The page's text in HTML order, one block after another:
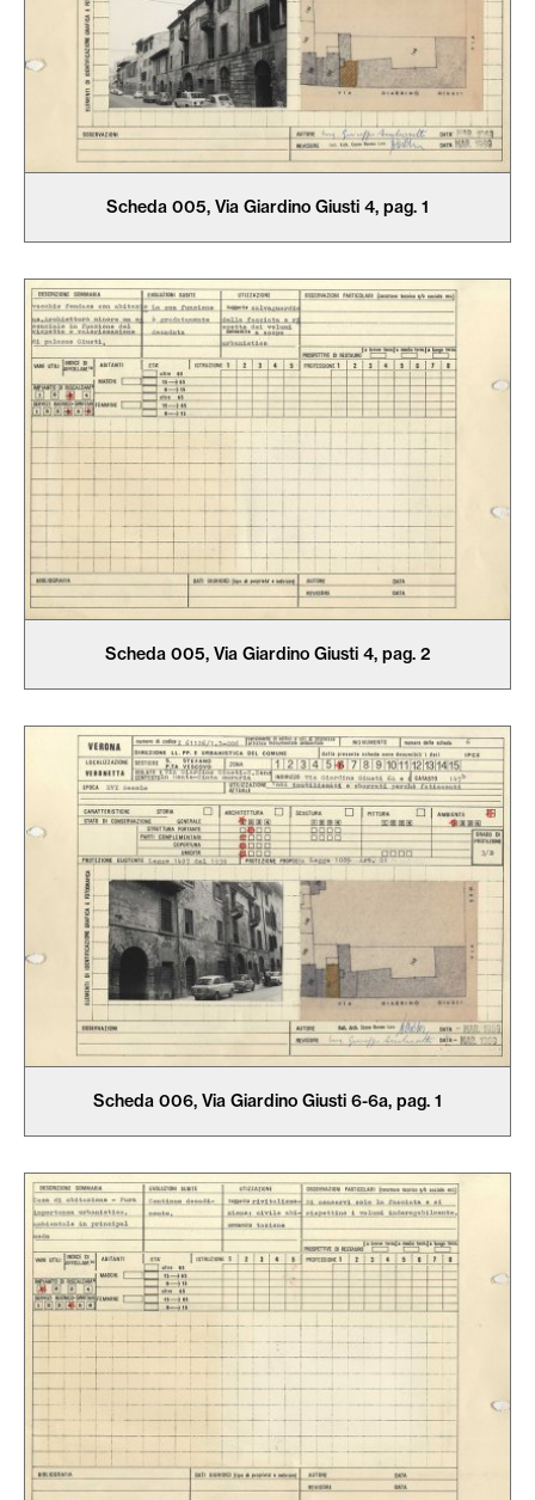
Scheda 005, Via Giardino Giusti 4, pag. 1
Scheda 005, Via Giardino Giusti 4, pag. 2
Scheda 006, Via Giardino Giusti 6-6a, pag. 1